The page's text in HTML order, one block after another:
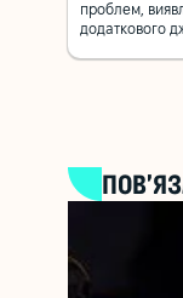
проблем,
додаткового